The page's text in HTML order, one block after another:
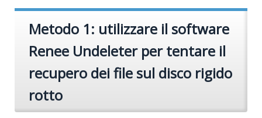
Metodo 1: utilizzare il software
Renee Undeleter per tentare il
recupero dei file sul disco rigido
rotto